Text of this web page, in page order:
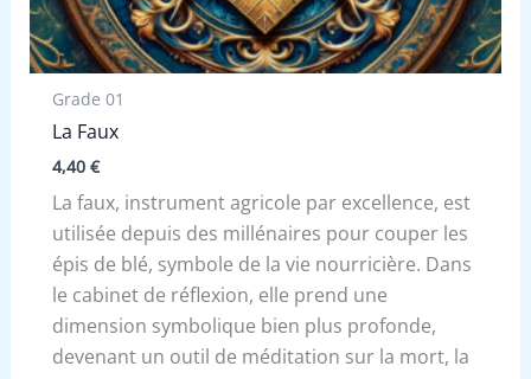
Grade 01
La Faux
4,40 €
La faux, instrument agricole par excellence, est
utilisée depuis des millénaires pour couper les
épis de blé, symbole de la vie nourricière. Dans
le cabinet de réflexion, elle prend une
dimension symbolique bien plus profonde,
devenant un outil de méditation sur la mort, la